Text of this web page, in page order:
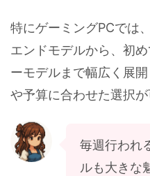
特にゲーミングPCでは
エンドモデルから、初
ーモデルまで幅広く展
や予算に合わせた選択が
毎週行われ
ルも大きな